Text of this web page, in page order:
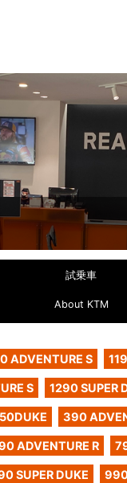
試乗車
About KTM
ADVENTURE S
S 1290 SUPER
390
ADVENTURE R
SUPER DUKE